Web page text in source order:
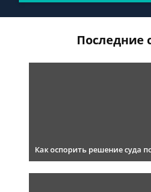
Последние
Как оспорить решение суда